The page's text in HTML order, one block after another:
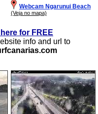
Webcam Ngarunui Beach
(Veja no mapa)
for FREE
info and url to